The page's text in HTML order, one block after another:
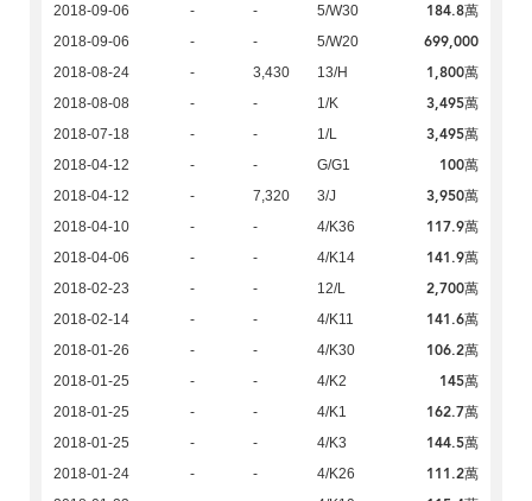
2018-09-06 - - 5/W30 184.8萬
2018-09-06 - - 5/W20 699,000
2018-08-24 - 3,430 13/H 1,800萬
2018-08-08 - - 1/K 3,495萬
2018-07-18 - - 1/L 3,495萬
2018-04-12 - - G/G1 100萬
2018-04-12 - 7,320 3/J 3,950萬
2018-04-10 - - 4/K36 117.9萬
2018-04-06 - - 4/K14 141.9萬
2018-02-23 - - 12/L 2,700萬
2018-02-14 - - 4/K11 141.6萬
2018-01-26 - - 4/K30 106.2萬
2018-01-25 - - 4/K2 145萬
2018-01-25 - - 4/K1 162.7萬
2018-01-25 - - 4/K3 144.5萬
2018-01-24 - - 4/K26 111.2萬